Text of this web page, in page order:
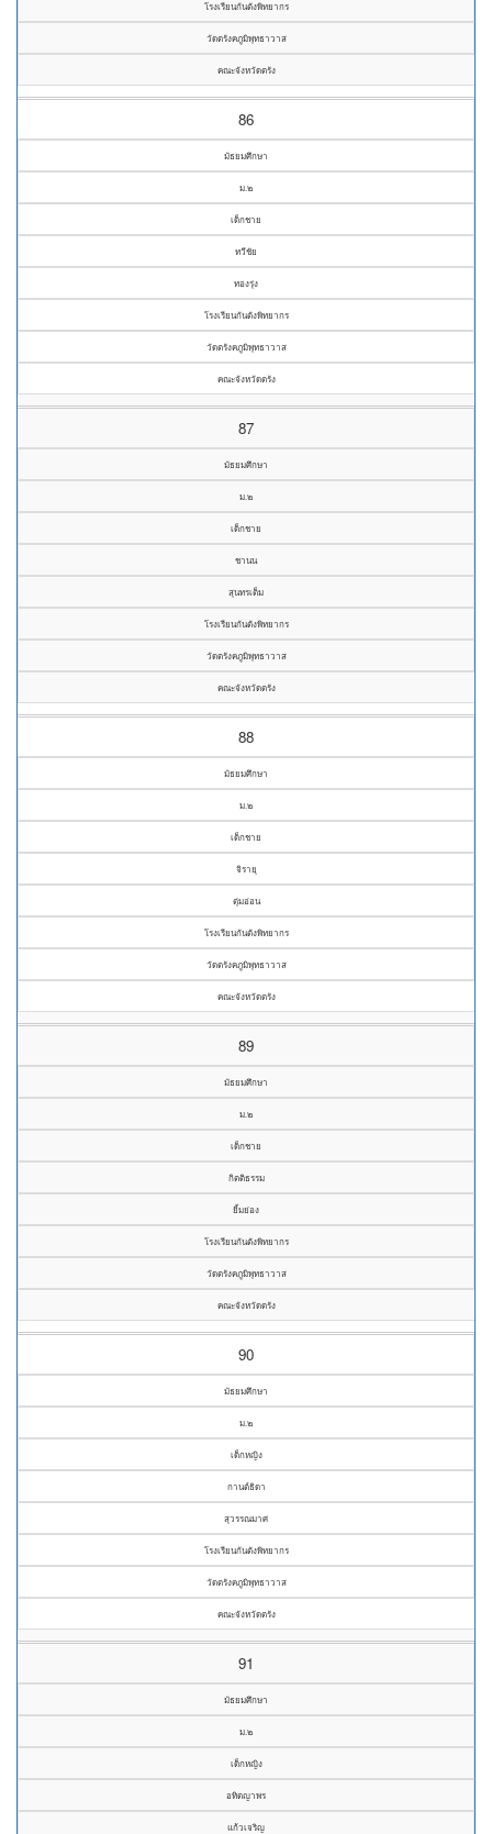
โรงเรียนกันตังพิทยากร
วัดตรังคภูมิพุทธาวาส
คณะจังหวัดตรัง
86
มัธยมศึกษา
ม.๒
เด็กชาย
ทวีชัย
ทองรุ่ง
โรงเรียนกันตังพิทยากร
วัดตรังคภูมิพุทธาวาส
คณะจังหวัดตรัง
87
มัธยมศึกษา
ม.๒
เด็กชาย
ชานน
สุนทรเต็ม
โรงเรียนกันตังพิทยากร
วัดตรังคภูมิพุทธาวาส
คณะจังหวัดตรัง
88
มัธยมศึกษา
ม.๒
เด็กชาย
จิรายุ
ตุ่มอ่อน
โรงเรียนกันตังพิทยากร
วัดตรังคภูมิพุทธาวาส
คณะจังหวัดตรัง
89
มัธยมศึกษา
ม.๒
เด็กชาย
กิตติธรรม
ยิ้มย่อง
โรงเรียนกันตังพิทยากร
วัดตรังคภูมิพุทธาวาส
คณะจังหวัดตรัง
90
มัธยมศึกษา
ม.๒
เด็กหญิง
กานต์ธิดา
สุวรรณมาศ
โรงเรียนกันตังพิทยากร
วัดตรังคภูมิพุทธาวาส
คณะจังหวัดตรัง
91
มัธยมศึกษา
ม.๒
เด็กหญิง
อทิตญาพร
แก้วเจริญ